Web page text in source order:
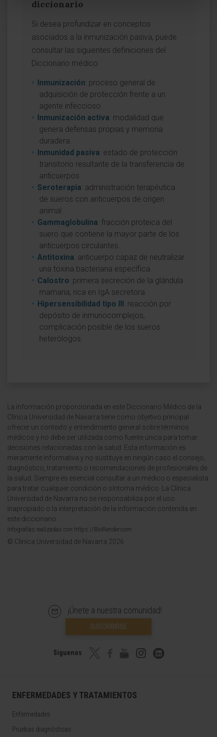
diccionario
Si desea profundizar en conceptos
asociados a la inmunización pasiva, puede
consultar las siguientes definiciones del
Diccionario médico:
Inmunización: proceso general de
adquisición de protección frente a un
agente infeccioso.
Inmunización activa: modalidad que
genera defensas propias y memoria
duradera.
Inmunidad pasiva: estado de protección
transitorio resultante de la transferencia de
anticuerpos.
Seroterapia: administración terapéutica
de sueros con anticuerpos de origen
animal.
Gammaglobulina: fracción proteica del
suero que contiene la mayor parte de los
anticuerpos circulantes.
Antitoxina: anticuerpo capaz de neutralizar
una toxina bacteriana específica.
Calostro: primera secreción de la glándula
mamaria, rica en IgA secretora.
Hipersensibilidad tipo III: reacción por
depósito de inmunocomplejos,
complicación posible de los sueros
heterólogos.
La información proporcionada en este Diccionario Médico de la
Clínica Universidad de Navarra tiene como objetivo principal
ofrecer un contexto y entendimiento general sobre términos
médicos y no debe ser utilizada como fuente única para tomar
decisiones relacionadas con la salud. Esta información es
meramente informativa y no sustituye en ningún caso el consejo,
diagnóstico, tratamiento o recomendaciones de profesionales de
la salud. Siempre es esencial consultar a un médico o especialista
para tratar cualquier condición o síntoma médico. La Clínica
Universidad de Navarra no se responsabiliza por el uso
inapropiado o la interpretación de la información contenida en
este diccionario.
Infografías realizadas con https://BioRender.com
© Clínica Universidad de Navarra 2026
¡Únete a nuestra comunidad!
SUSCRIBIRSE
Síguenos
ENFERMEDADES Y TRATAMIENTOS
Enfermedades
Pruebas diagnósticas